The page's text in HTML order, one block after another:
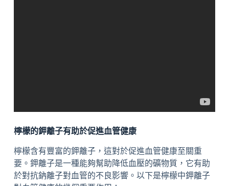
檸檬的鉀離子有助於促進血管健康
檸檬含有豐富的鉀離子，這對於促進血管健康至關重
要。鉀離子是一種能夠幫助降低血壓的礦物質，它有助
於對抗鈉離子對血管的不良影響。以下是檸檬中鉀離子